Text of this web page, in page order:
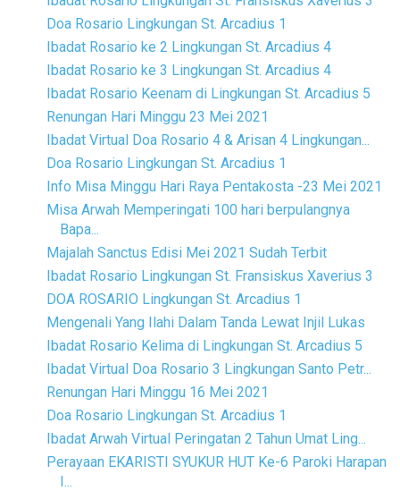
Doa Rosario Lingkungan St. Arcadius 1
Ibadat Rosario ke 2 Lingkungan St. Arcadius 4
Ibadat Rosario ke 3 Lingkungan St. Arcadius 4
Ibadat Rosario Keenam di Lingkungan St. Arcadius 5
Renungan Hari Minggu 23 Mei 2021
Ibadat Virtual Doa Rosario 4 & Arisan 4 Lingkungan...
Doa Rosario Lingkungan St. Arcadius 1
Info Misa Minggu Hari Raya Pentakosta -23 Mei 2021
Misa Arwah Memperingati 100 hari berpulangnya
Bapa...
Majalah Sanctus Edisi Mei 2021 Sudah Terbit
Ibadat Rosario Lingkungan St. Fransiskus Xaverius 3
DOA ROSARIO Lingkungan St. Arcadius 1
Mengenali Yang Ilahi Dalam Tanda Lewat Injil Lukas
Ibadat Rosario Kelima di Lingkungan St. Arcadius 5
Ibadat Virtual Doa Rosario 3 Lingkungan Santo Petr...
Renungan Hari Minggu 16 Mei 2021
Doa Rosario Lingkungan St. Arcadius 1
Ibadat Arwah Virtual Peringatan 2 Tahun Umat Ling...
Perayaan EKARISTI SYUKUR HUT Ke-6 Paroki Harapan
I...